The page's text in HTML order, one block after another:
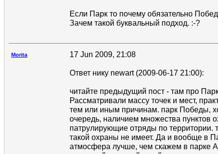
Если Парк то почему обязательно
Зачем такой буквальный подход. :-?
Morita 17 Jun 2009, 21:08
Ответ нику newart (2009-06-17 21:00):
читайте предыдущий пост - там про
Рассматривали массу точек и мест,
тем или иным причинам. парк Победы,
очередь, наличием множества пунктов
патрулирующие отряды по территории.
такой охраны не имеет. Да и вообще в
атмосфера лучше, чем скажем в парке